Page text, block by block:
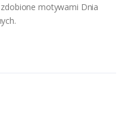
motywami Dnia